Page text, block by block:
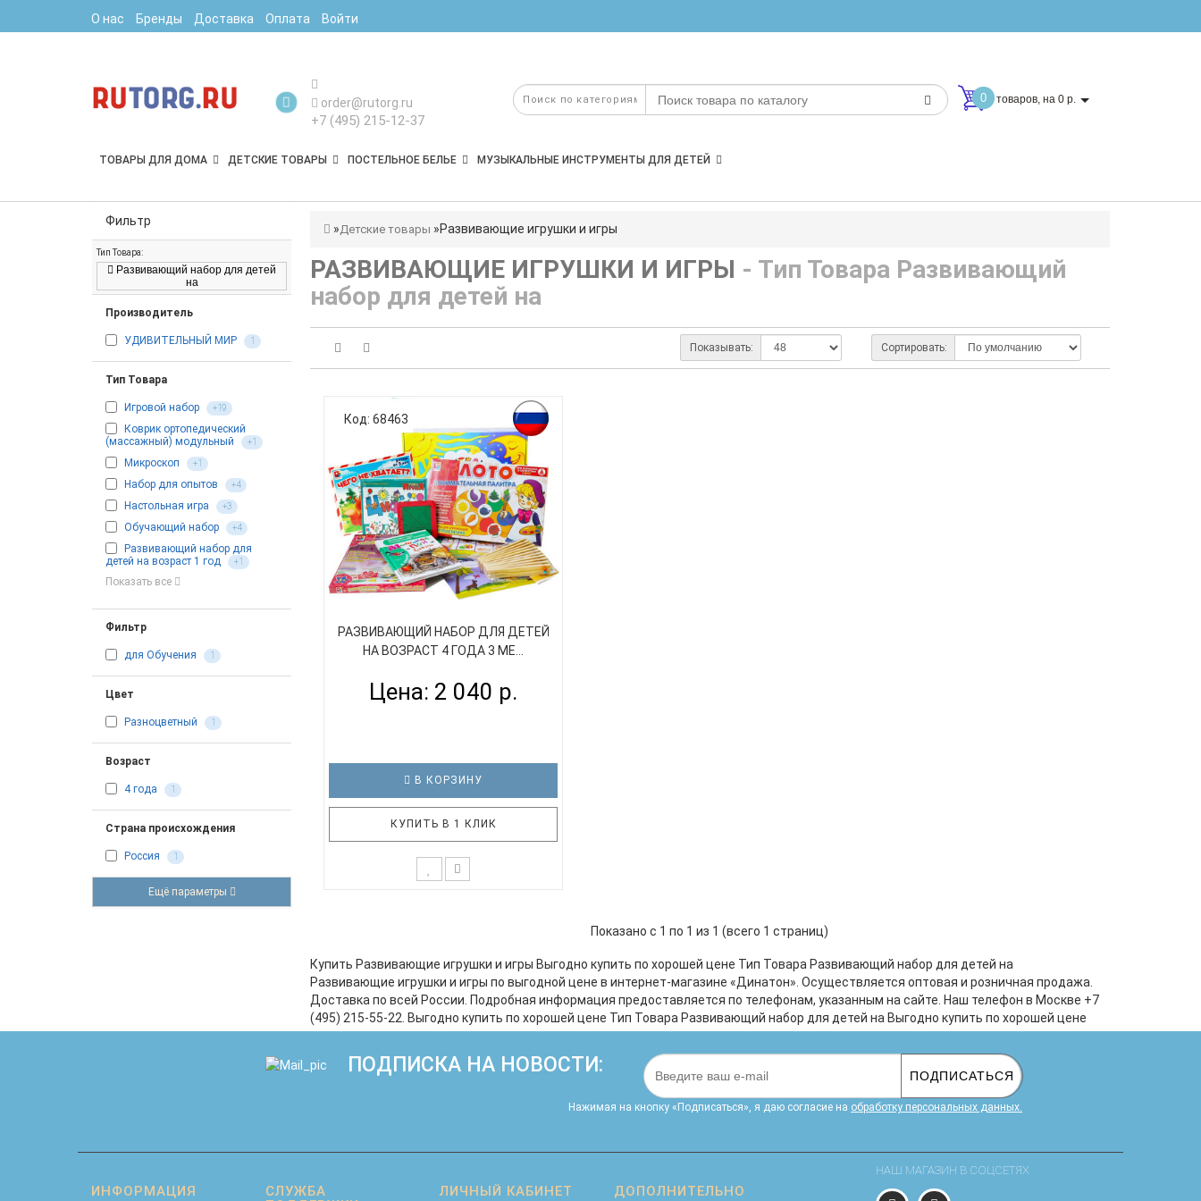
О нас Бренды Доставка Оплата Войти
order@rutorg.ru
+7 (495) 215-12-37
0 товаров, на 0 р.
ТОВАРЫ ДЛЯ ДОМА ДЕТСКИЕ ТОВАРЫ ПОСТЕЛЬНОЕ БЕЛЬЕ МУЗЫКАЛЬНЫЕ ИНСТРУМЕНТЫ ДЛЯ ДЕТЕЙ
Фильтр
Тип Товара:
Развивающий набор для детей
на
Производитель
УДИВИТЕЛЬНЫЙ МИР 1
Тип Товара
Игровой набор +19
Коврик ортопедический
(массажный) модульный
+1
Микроскоп +1
Набор для опытов +4
Настольная игра +3
Обучающий набор +4
Развивающий набор для
детей на возраст 1 год
+1
Показать все
Фильтр
для Обучения 1
Цвет
Разноцветный 1
Возраст
4 года 1
Страна происхождения
Россия 1
Ещё параметры
Детские товары Развивающие игрушки и игры
РАЗВИВАЮЩИЕ ИГРУШКИ И ИГРЫ - Тип Товара Развивающий
набор для детей на
Сортировать:
Показывать:
Код: 68463
РАЗВИВАЮЩИЙ НАБОР ДЛЯ ДЕТЕЙ
НА ВОЗРАСТ 4 ГОДА 3 МЕ...
Цена: 2 040 р.
В КОРЗИНУ
КУПИТЬ В 1 КЛИК
около", 2. книжка с наклейками
"Противоположности", 3. деревянная
головоломка "Танграм", 4.
деревянная трещотка, 5.
геометрическая мозаика "Белка и
Показано с 1 по 1 из 1 (всего 1 страниц)
Купить Развивающие игрушки и игры Выгодно купить по хорошей цене Тип Товара Развивающий набор для детей на
Развивающие игрушки и игры по выгодной цене в интернет-магазине «Динатон». Осуществляется оптовая и розничная продажа.
Доставка по всей России. Подробная информация предоставляется по телефонам, указанным на сайте. Наш телефон в Москве +7
(495) 215-55-22. Выгодно купить по хорошей цене Тип Товара Развивающий набор для детей на Выгодно купить по хорошей цене
ПОДПИСКА НА НОВОСТИ: ПОДПИСАТЬСЯ
Нажимая на кнопку «Подписаться», я даю cогласие на обработку персональных данных.
ИНФОРМАЦИЯ
СЛУЖБА
ЛИЧНЫЙ КАБИНЕТ ДОПОЛНИТЕЛЬНО
НАШ МАГАЗИН В СОЦСЕТЯХ